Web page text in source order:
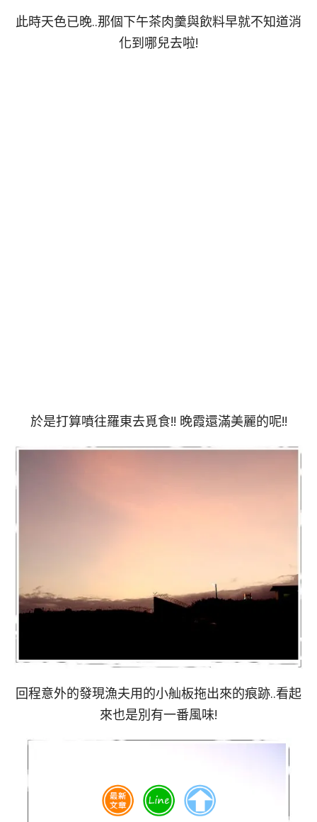
此時天色已晚..那個下午茶肉羹與飲料早就不知道消
化到哪兒去啦!
於是打算噴往羅東去覓食!! 晚霞還滿美麗的呢!!
回程意外的發現漁夫用的小舢板拖出來的痕跡..看起
來也是別有一番風味!